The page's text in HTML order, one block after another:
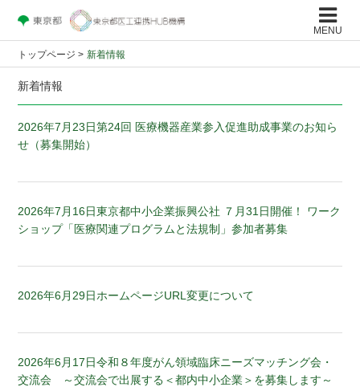
MENU
トップページ > 新着情報
新着情報
2026年7月23日第24回 医療機器産業参入促進助成事業のお知ら
せ（募集開始）
2026年7月16日東京都中小企業振興公社 ７月31日開催！ ワーク
ショップ「医療関連プログラムと法規制」参加者募集
2026年6月29日ホームページURL変更について
2026年6月17日令和８年度がん領域臨床ニーズマッチング会・
交流会 ～交流会で出展する＜都内中小企業＞を募集します～